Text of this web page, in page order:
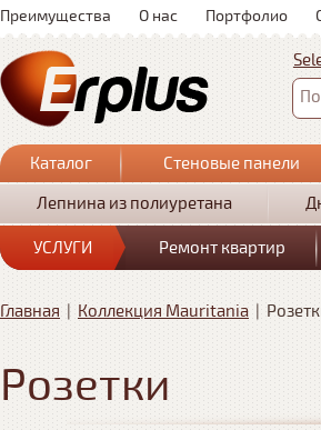
Преимущества О нас Портфолио
Каталог Стеновые панели
Лепнина из полиуретана
УСЛУГИ Ремонт квартир
Главная | Коллекция Mauritania |
Розетки